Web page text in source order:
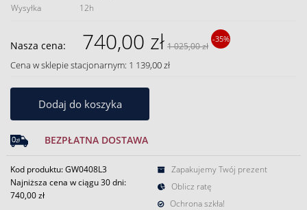
Wysyłka
12h
Nasza cena: 740,00 zł 1 025,00 zł
-35%
Cena w sklepie stacjonarnym: 1 139,00 zł
Dodaj do koszyka
BEZPŁATNA DOSTAWA
Kod produktu: GW0408L3
Najniższa cena w ciągu 30 dni:
740,00 zł
Zapakujemy Twój prezent
Oblicz ratę
Ochrona szkła!